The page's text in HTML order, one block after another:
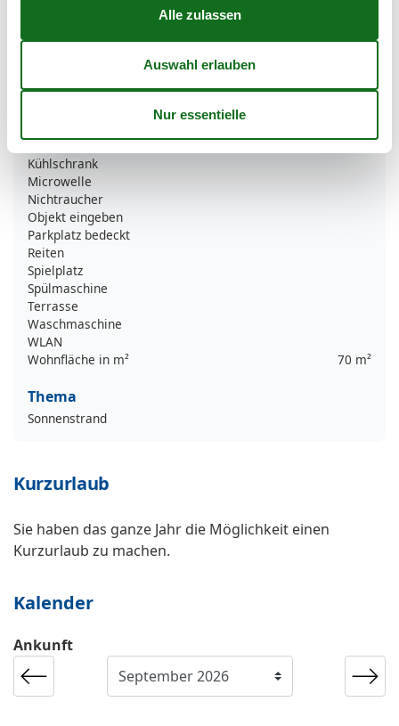
Internet
Keine Gruppen
Keine Haustiere erlaubt
Kühlschrank
Microwelle
Nichtraucher
Objekt eingeben
Parkplatz bedeckt
Reiten
Spielplatz
Spülmaschine
Terrasse
Waschmaschine
WLAN
Wohnfläche in m²
70 m²
Thema
Sonnenstrand
Kurzurlaub
Sie haben das ganze Jahr die Möglichkeit einen
Kurzurlaub zu machen.
Kalender
Ankunft